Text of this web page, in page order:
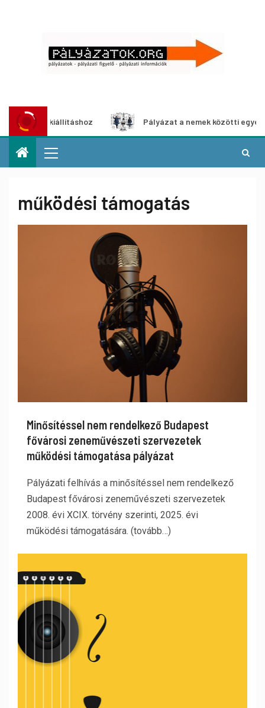
Pályázat a nemek közötti egyenlőség
működési támogatás
Minősítéssel nem rendelkező Budapest
fővárosi zeneművészeti szervezetek
működési támogatása pályázat
Pályázati felhívás a minősítéssel nem rendelkező
Budapest fővárosi zeneművészeti szervezetek
2008. évi XCIX. törvény szerinti, 2025. évi
működési támogatására. (tovább…)